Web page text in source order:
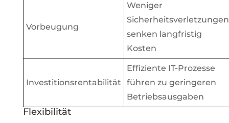
Vorbeugung
Weniger
Sicherheitsverletzungen
senken langfristig
Kosten
Investitionsrentabilität
Effiziente IT-Prozesse
führen zu geringeren
Betriebsausgaben
Flexibilität